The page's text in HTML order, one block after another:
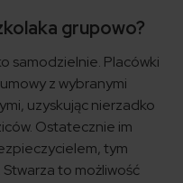
grupowo?
samodzielnie. Placówki
z wybranymi
uzyskując nierzadko
Ostatecznie im
tym
to możliwość